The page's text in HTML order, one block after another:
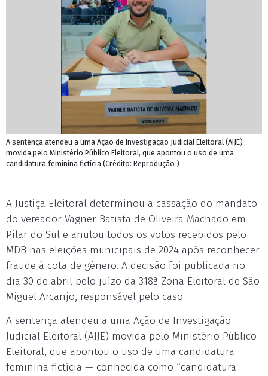
A sentença atendeu a uma Ação de Investigação Judicial Eleitoral (AIJE)
movida pelo Ministério Público Eleitoral, que apontou o uso de uma
candidatura feminina fictícia (Crédito: Reprodução )
A Justiça Eleitoral determinou a cassação do mandato
do vereador Vagner Batista de Oliveira Machado em
Pilar do Sul e anulou todos os votos recebidos pelo
MDB nas eleições municipais de 2024 após reconhecer
fraude à cota de gênero. A decisão foi publicada no
dia 30 de abril pelo juízo da 318ª Zona Eleitoral de São
Miguel Arcanjo, responsável pelo caso.
A sentença atendeu a uma Ação de Investigação
Judicial Eleitoral (AIJE) movida pelo Ministério Público
Eleitoral, que apontou o uso de uma candidatura
feminina fictícia — conhecida como “candidatura